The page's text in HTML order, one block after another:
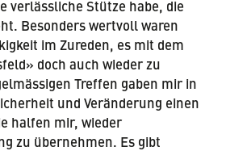
verlässliche Stütze habe, die
Besonders wertvoll waren
im Zureden, es mit dem
doch auch wieder zu
Treffen gaben mir in
und Veränderung einen
halfen mir, wieder
zu übernehmen. Es gibt